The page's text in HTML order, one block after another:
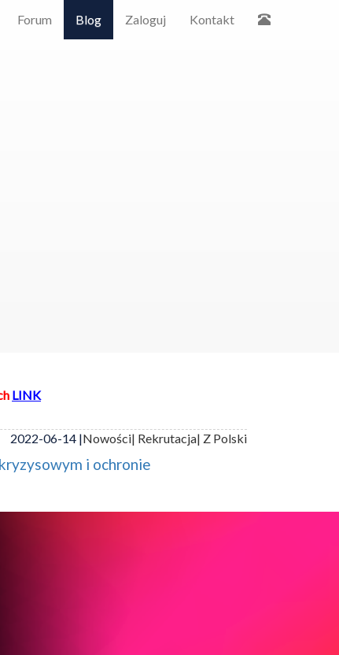
Forum Blog Zaloguj Kontakt
LINK
2022-06-14 |Nowości| Rekrutacja| Z Polski
i ochronie